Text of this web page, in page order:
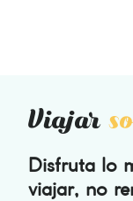
Viajar
Disfruta lo
viajar, no